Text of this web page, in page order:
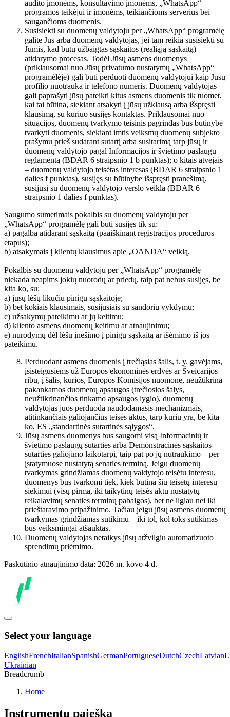
audito įmonėms, konsultavimo įmonėms, „WhatsApp“
programos teikėjui ir įmonėms, teikiančioms serverius bei
saugančioms duomenis.
Susisiekti su duomenų valdytoju per „WhatsApp“ programėlę
galite Jūs arba duomenų valdytojas, jei tam reikia susisiekti su
Jumis, kad būtų užbaigtas sąskaitos (realiąją sąskaitą)
atidarymo procesas. Todėl Jūsų asmens duomenys
(priklausomai nuo Jūsų privatumo nustatymų „WhatsApp“
programėlėje) gali būti perduoti duomenų valdytojui kaip Jūsų
profilio nuotrauka ir telefono numeris. Duomenų valdytojas
gali paprašyti jūsų pateikti kitus asmens duomenis tik tuomet,
kai tai būtina, siekiant atsakyti į jūsų užklausą arba išspręsti
klausimą, su kuriuo susijęs kontaktas. Priklausomai nuo
situacijos, duomenų tvarkymo teisinis pagrindas bus būtinybė
tvarkyti duomenis, siekiant imtis veiksmų duomenų subjekto
prašymu prieš sudarant sutartį arba susitarimą tarp jūsų ir
duomenų valdytojo pagal Informacijos ir švietimo paslaugų
reglamentą (BDAR 6 straipsnio 1 b punktas); o kitais atvejais
– duomenų valdytojo teisėtas interesas (BDAR 6 straipsnio 1
dalies f punktas), susijęs su būtinybe išspręsti pranešimą,
susijusį su duomenų valdytojo verslo veikla (BDAR 6
straipsnio 1 dalies f punktas).
Saugumo sumetimais pokalbis su duomenų valdytoju per
„WhatsApp“ programėlę gali būti susijęs tik su:
a) pagalba atidarant sąskaitą (paaiškinant registracijos procedūros
etapus);
b) atsakymais į klientų klausimus apie „OANDA“ veiklą.
Pokalbis su duomenų valdytoju per „WhatsApp“ programėlę
niekada neapims jokių nuorodų ar priedų, taip pat nebus susijęs, be
kita ko, su:
a) jūsų lėšų likučiu pinigų sąskaitoje;
b) bet kokiais klausimais, susijusiais su sandorių vykdymu;
c) užsakymų pateikimu ar jų keitimu;
d) kliento asmens duomenų keitimu ar atnaujinimu;
e) nurodymų dėl lėšų įnešimo į pinigų sąskaitą ar išėmimo iš jos
pateikimu.
Perduodant asmens duomenis į trečiąsias šalis, t. y. gavėjams,
įsisteigusiems už Europos ekonominės erdvės ar Šveicarijos
ribų, į šalis, kurios, Europos Komisijos nuomone, neužtikrina
pakankamos duomenų apsaugos (trečiosios šalys,
neužtikrinančios tinkamo apsaugos lygio), duomenų
valdytojas juos perduoda naudodamasis mechanizmais,
atitinkančiais galiojančius teisės aktus, tarp kurių yra, be kita
ko, ES „standartinės sutartinės sąlygos“.
Jūsų asmens duomenys bus saugomi visą Informacinių ir
švietimo paslaugų sutarties arba Demonstracinės sąskaitos
sutarties galiojimo laikotarpį, taip pat po jų nutraukimo – per
įstatymuose nustatytą senaties terminą. Jeigu duomenų
tvarkymas grindžiamas duomenų valdytojo teisėtu interesu,
duomenys bus tvarkomi tiek, kiek būtina šių teisėtų interesų
siekimui (visų pirma, iki taikytinų teisės aktų nustatytų
reikalavimų senaties terminų pabaigos), bet ne ilgiau nei iki
prieštaravimo pripažinimo. Tačiau jeigu jūsų asmens duomenų
tvarkymas grindžiamas sutikimu – iki tol, kol toks sutikimas
bus veiksmingai atšauktas.
Duomenų valdytojas netaikys jūsų atžvilgiu automatizuoto
sprendimų priėmimo.
Paskutinio atnaujinimo data: 2026 m. kovo 4 d.
Select your language
EnglishFrenchItalianSpanishGermanPortugueseDutchCzechLatvian
Ukrainian
Breadcrumb
Home
Instrumentų paieška